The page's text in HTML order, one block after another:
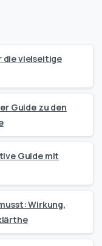
die vielseitige
Guide zu den
Guide mit
Wirkung,